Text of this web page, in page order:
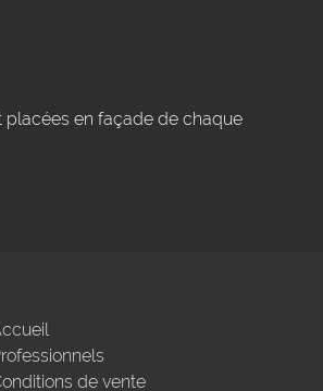
placées en façade de chaque
de vente